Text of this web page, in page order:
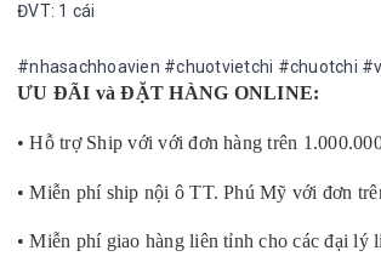
ĐVT: 1 cái
#nhasachhoavien #chuotvietchi #chuotchi
ƯU ĐÃI và ĐẶT HÀNG ONLINE:
• Hỗ trợ Ship với với đơn hàng trên
• Miễn phí ship nội ô TT. Phú Mỹ với đơn
• Miễn phí giao hàng liên tỉnh cho các đại lý